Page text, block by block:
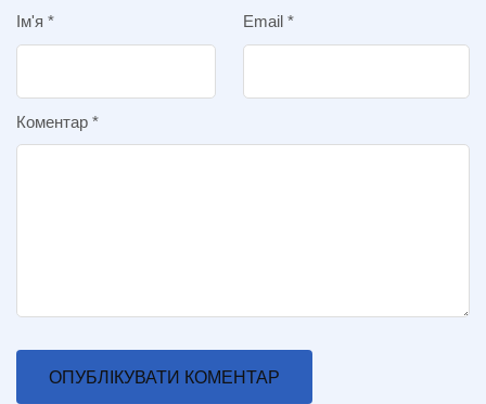
Ім'я * Email *
Коментар *